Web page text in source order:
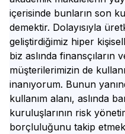
içerisinde bunların son
demektir. Dolayısıyla
geliştirdiğimiz hiper
biz aslında finansçıların
müşterilerimizin de
inanıyorum. Bunun
kullanım alanı, aslında
kuruluşlarının risk
borçluluğunu takip